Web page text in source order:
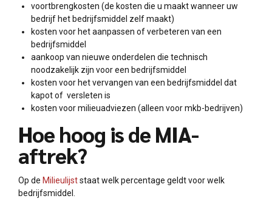
voortbrengkosten (de kosten die u maakt wanneer uw
bedrijf het bedrijfsmiddel zelf maakt)
kosten voor het aanpassen of verbeteren van een
bedrijfsmiddel
aankoop van nieuwe onderdelen die technisch
noodzakelijk zijn voor een bedrijfsmiddel
kosten voor het vervangen van een bedrijfsmiddel dat
kapot of versleten is
kosten voor milieuadviezen (alleen voor mkb-bedrijven)
Hoe hoog is de MIA-
aftrek?
Op de Milieulijststaat welk percentage geldt voor welk
bedrijfsmiddel.